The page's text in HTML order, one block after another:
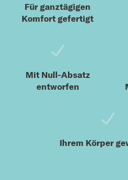
Für ganztägigen
Komfort gefertigt
Mit Null-Absatz
entworfen
Ihrem Körper